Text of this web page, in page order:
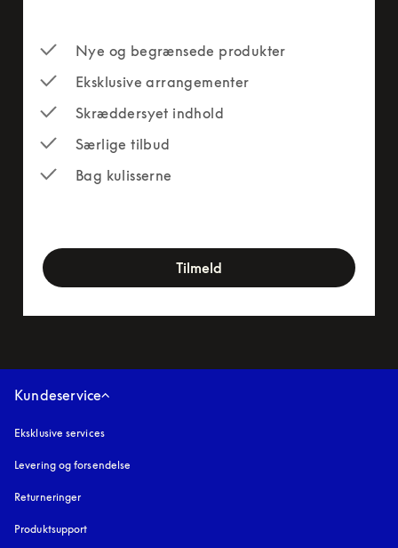
Nye og begrænsede produkter
Eksklusive arrangementer
Skræddersyet indhold
Særlige tilbud
Bag kulisserne
Tilmeld
Kundeservice
Eksklusive services
Levering og forsendelse
Returneringer
Produktsupport